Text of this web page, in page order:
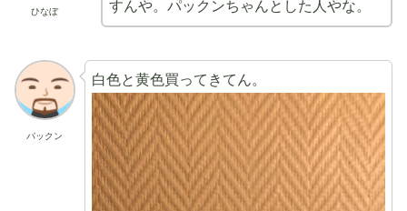
ひなぼ
すんや。パックンちゃんとした人やな。
パックン
白色と黄色買ってきてん。